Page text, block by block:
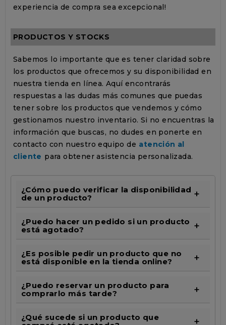
experiencia de compra sea excepcional!
PRODUCTOS Y STOCKS
Sabemos lo importante que es tener claridad sobre
los productos que ofrecemos y su disponibilidad en
nuestra tienda en línea. Aquí encontrarás
respuestas a las dudas más comunes que puedas
tener sobre los productos que vendemos y cómo
gestionamos nuestro inventario. Si no encuentras la
información que buscas, no dudes en ponerte en
contacto con nuestro equipo de atención al
cliente para obtener asistencia personalizada.
¿Cómo puedo verificar la disponibilidad
de un producto?
¿Puedo hacer un pedido si un producto
está agotado?
¿Es posible pedir un producto que no
está disponible en la tienda online?
¿Puedo reservar un producto para
comprarlo más tarde?
¿Qué sucede si un producto que